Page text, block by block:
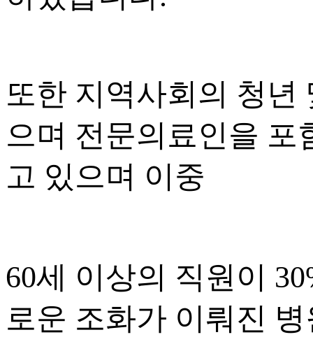
또한 지역사회의 청년
으며 전문의료인을 포
고 있으며 이중
60세 이상의 직원이
로운 조화가 이뤄진